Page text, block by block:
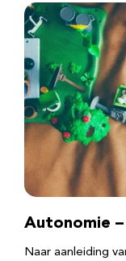
Autonomie
Naar aanleiding